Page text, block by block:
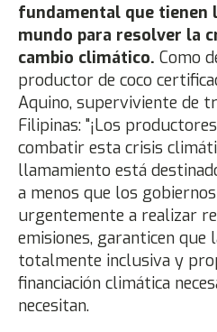
fundamental que
mundo para resolver la
cambio climático. Como
productor de coco
Aquino, superviviente de
Filipinas: "¡Los
combatir esta crisis
llamamiento está
a menos que los
urgentemente a realizar
emisiones, garanticen que
totalmente inclusiva y
financiación climática
necesitan.